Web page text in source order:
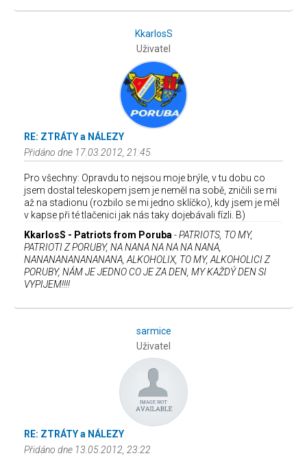
KkarlosS
Uživatel
RE: ZTRÁTY a NÁLEZY
Přidáno dne 17.03.2012, 21:45
Pro všechny: Opravdu to nejsou moje brýle, v tu dobu co
jsem dostal teleskopem jsem je neměl na sobě, zničili se mi
až na stadionu (rozbilo se mi jedno sklíčko), kdy jsem je měl
v kapse při té tlačenici jak nás taky dojebávali fízli. B)
KkarlosS - Patriots from Poruba -PATRIOTS, TO MY,
PATRIOTI Z PORUBY, NA NANA NA NA NA NANA,
NANANANANANANANA, ALKOHOLIX, TO MY, ALKOHOLICI Z
PORUBY, NÁM JE JEDNO CO JE ZA DEN, MY KAŽDÝ DEN SI
VYPIJEM!!!!
sarmice
Uživatel
RE: ZTRÁTY a NÁLEZY
Přidáno dne 13.05.2012, 23:22